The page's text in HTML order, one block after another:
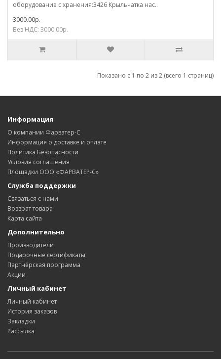
оборудование с хранения:3426 Крыльчатка нас..
3000.00р.
Без НДС: 3000.00р.
Показано с 1 по 2 из 2 (всего 1 страниц)
Информация
О компании Фарватер-С
Информация о доставке и оплате
Политика Безопасности
Условия соглашения
Площадки ООО «ФАРВАТЕР-С»
Служба поддержки
Связаться с нами
Возврат товара
Карта сайта
Дополнительно
Производители
Подарочные сертификаты
Партнёрская программа
Акции
Личный кабинет
Личный кабинет
История заказов
Закладки
Рассылка